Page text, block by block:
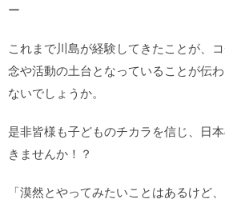
ー
これまで川島が経験してきたことが、
念や活動の土台となっていることが伝
ないでしょうか。
是非皆様も子どものチカラを信じ、日
きませんか！？
「漠然とやってみたいことはあるけど